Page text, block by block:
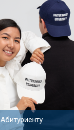
Абитуриенту